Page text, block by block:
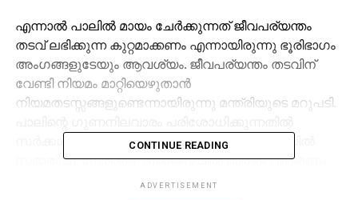
എന്നാല്‍ പാലില്‍ മായം ചേര്‍ക്കുന്നത് ജീവപര്യന്തം
തടവ് ലഭിക്കുന്ന കുറ്റമാക്കണം എന്നായിരുന്നു ഭൂരിഭാഗം
അംഗങ്ങളുടേയും ആവശ്യം. ജീവപര്യന്തം തടവിന്
വേണ്ടി നിയമം മാറ്റിയെഴുതാന്‍
നിയമതടസ്സങ്ങളുണ്ടെന്നായിരുന്നു മന്ത്രിയുടെ മറുപടി.
സര്‍ക്കാറിന് വീഴ്ച പറ്റിയെന്ന് മന്ത്രി നിയമസഭയില്‍
സമ്മതിച്ചു. നേരത്തെ മുംബൈയില്‍ മാത്രം വിതരണം
ചെയ്യുന്ന പാലില്‍ 30 ശതമാനവും മായം
CONTINUE READING
ADVERTISEMENT